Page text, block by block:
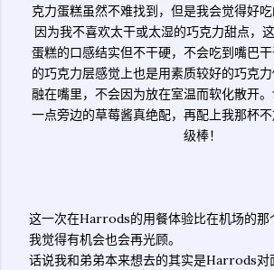
克力蛋糕虽然不难找到，但是我会觉得好吃
因为我不喜欢太干或太湿的巧克力甜点，
蛋糕的口感结实但不干硬，不会吃到嘴巴
的巧克力层感觉上也是用素质较好的巧克
融在嘴里，不会因为放在室温而软化散开
一点旁边的草莓酱真绝配，再配上我那杯
级棒！
这一次在Harrods的用餐体验比在机场的那
我觉得有机会也会再光顾。
话说我和弟弟本来想去的其实是Harrods对